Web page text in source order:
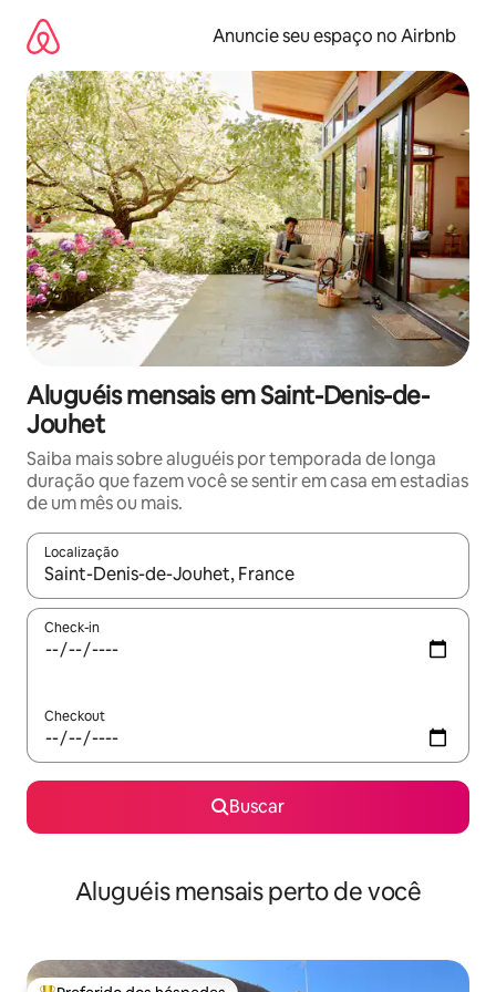
para
conteúdo
Anuncie seu espaço no Airbnb
Aluguéis mensais em Saint-Denis-de-
Jouhet
Saiba mais sobre aluguéis por temporada de longa
duração que fazem você se sentir em casa em estadias
de um mês ou mais.
Localização
Quando os resultados estiverem disponíveis, explore-os
Check-in
Checkout
Buscar
Aluguéis mensais perto de você